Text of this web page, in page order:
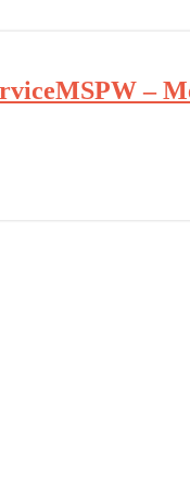
MSPW –